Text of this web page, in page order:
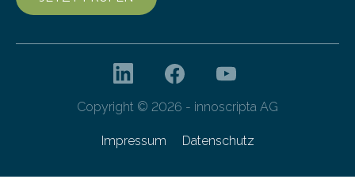
Copyright © 2026 - innoscripta AG
Impressum Datenschutz